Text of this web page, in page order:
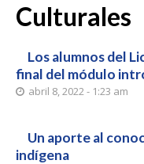
Culturales
Los alumnos del
final del módulo
abril 8, 2022 - 1:23 am
Un aporte al
indígena